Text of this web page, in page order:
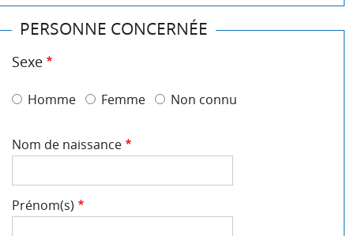
PERSONNE CONCERNÉE
Sexe
Homme Femme Non connu
Nom de naissance
Prénom(s)